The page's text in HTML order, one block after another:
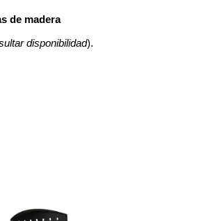
de madera
disponibilidad).